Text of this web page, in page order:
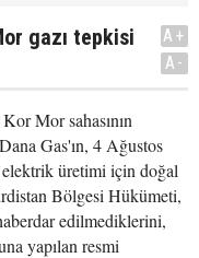
gazı tepkisi
A+
A-
Mor sahasının
Gas'ın, 4 Ağustos
üretimi için doğal
Bölgesi Hükümeti,
edilmediklerini,
yapılan resmi